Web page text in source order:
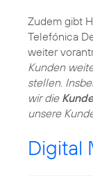
Zudem gibt
Telefónica
weiter
Kunden
stellen.
wir die
unsere
Digital